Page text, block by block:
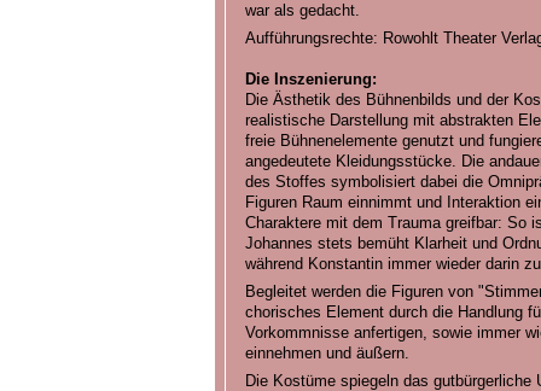
war als gedacht.
Aufführungsrechte: Rowohlt Theater
Die Inszenierung:
Die Ästhetik des Bühnenbilds und der
realistische Darstellung mit abstrakten
freie Bühnenelemente genutzt und
angedeutete Kleidungsstücke. Die
des Stoffes symbolisiert dabei die
Figuren Raum einnimmt und Interaktion
Charaktere mit dem Trauma greifbar: So
Johannes stets bemüht Klarheit und
während Konstantin immer wieder darin
Begleitet werden die Figuren von
chorisches Element durch die Handlung
Vorkommnisse anfertigen, sowie immer
einnehmen und äußern.
Die Kostüme spiegeln das